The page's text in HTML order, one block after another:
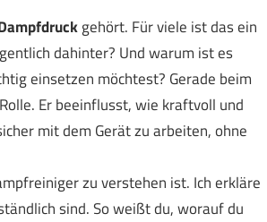
gehört. Für viele ist das ein
dahinter? Und warum ist es
einsetzen möchtest? Gerade beim
Er beeinflusst, wie kraftvoll und
mit dem Gerät zu arbeiten, ohne
zu verstehen ist. Ich erkläre
sind. So weißt du, worauf du